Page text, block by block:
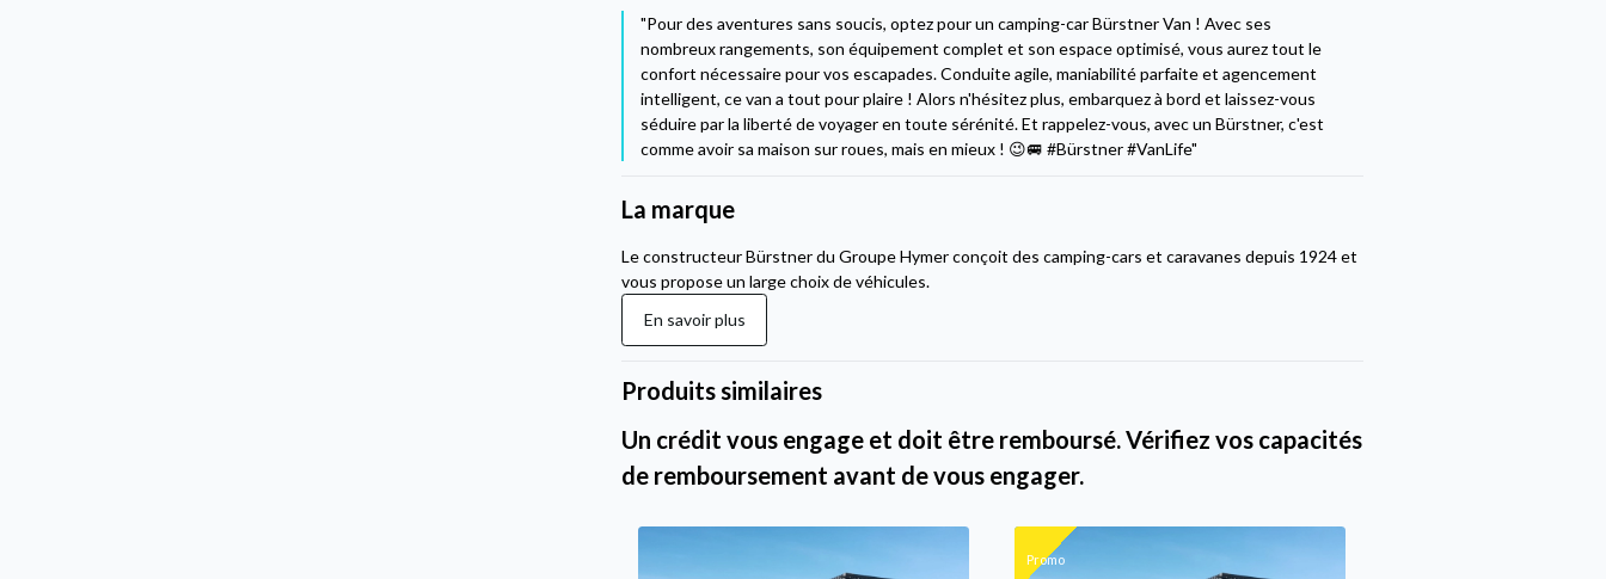
"Pour des aventures sans soucis, optez pour un camping-car Bürstner Van ! Avec ses
nombreux rangements, son équipement complet et son espace optimisé, vous aurez tout le
confort nécessaire pour vos escapades. Conduite agile, maniabilité parfaite et agencement
intelligent, ce van a tout pour plaire ! Alors n'hésitez plus, embarquez à bord et laissez-vous
séduire par la liberté de voyager en toute sérénité. Et rappelez-vous, avec un Bürstner, c'est
comme avoir sa maison sur roues, mais en mieux ! 😉🚐 #Bürstner #VanLife"
La marque
Le constructeur Bürstner du Groupe Hymer conçoit des camping-cars et caravanes depuis 1924 et
vous propose un large choix de véhicules.
En savoir plus
Produits similaires
Un crédit vous engage et doit être remboursé. Vérifiez vos capacités
de remboursement avant de vous engager.
Promo